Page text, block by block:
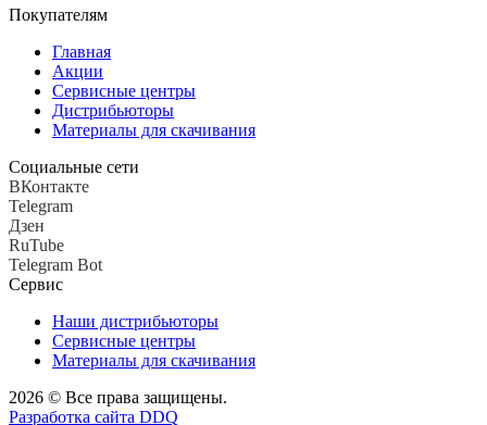
Покупателям
Главная
Акции
Сервисные центры
Дистрибьюторы
Материалы для скачивания
Социальные сети
ВКонтакте
Telegram
Дзен
RuTube
Telegram Bot
Сервис
Наши дистрибьюторы
Сервисные центры
Материалы для скачивания
2026 © Все права защищены.
Разработка сайта DDQ